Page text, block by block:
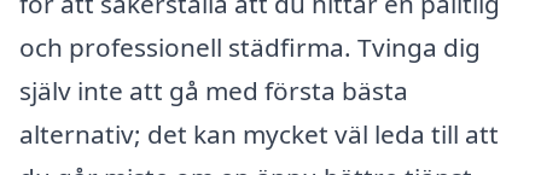
och professionell städfirma. Tvinga dig
själv inte att gå med första bästa
alternativ; det kan mycket väl leda till att